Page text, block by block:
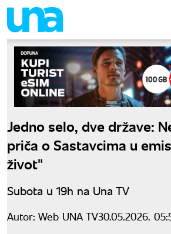
Jedno selo, dve države:
priča o Sastavcima u
život"
Subota u 19h na Una TV
Autor: Web UNA TV30.05.2026.